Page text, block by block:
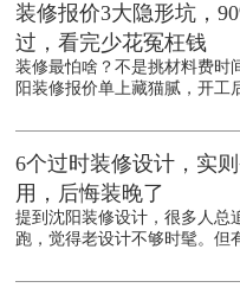
装修报价3大隐形坑，
过，看完少花冤枉钱
装修最怕啥？不是挑材料费时
阳装修报价单上藏猫腻，开工
6个过时装修设计，实
用，后悔装晚了
提到沈阳装修设计，很多人总
跑，觉得老设计不够时髦。但